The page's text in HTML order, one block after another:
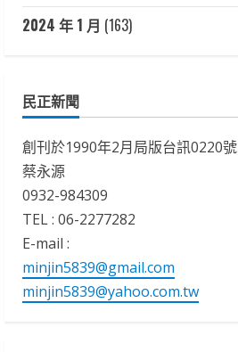
2024 年 1 月 (163)
民正新聞
創刊於1990年2月局版台訊0220號
蔡永源
0932-984309
TEL : 06-2277282
E-mail :
minjin5839@gmail.com
minjin5839@yahoo.com.tw